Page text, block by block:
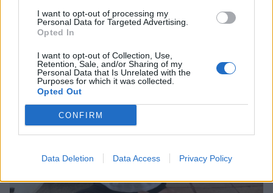
I want to opt-out of processing my
Personal Data for Targeted Advertising.
Opted In
I want to opt-out of Collection, Use,
Retention, Sale, and/or Sharing of my
Personal Data that Is Unrelated with the
Purposes for which it was collected.
Opted Out
CONFIRM
Data Deletion Data Access Privacy Policy
SHOWBIZ
πρώτο πράγμα που κάνω...» - Δες
αναλυτικά τη συνταγή που
μοιράστηκε
Κανακαρά: Τι σημαίνει ο τίτλος της
έθιμο της Καρπάθου